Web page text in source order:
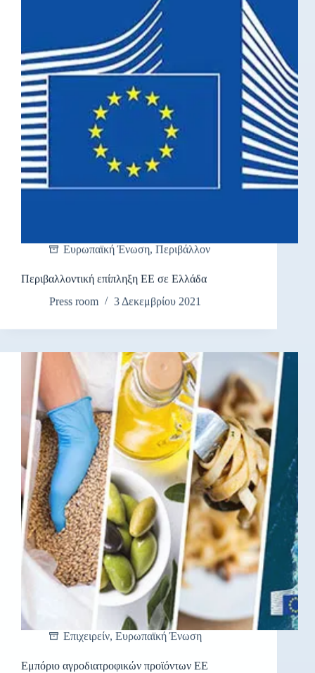
Ευρωπαϊκή Ένωση, Περιβάλλον
Περιβαλλοντική επίπληξη ΕΕ σε Ελλάδα
Press room
3 Δεκεμβρίου 2021
Επιχειρείν,Ευρωπαϊκή Ένωση
Εμπόριο αγροδιατροφικών προϊόντων ΕΕ